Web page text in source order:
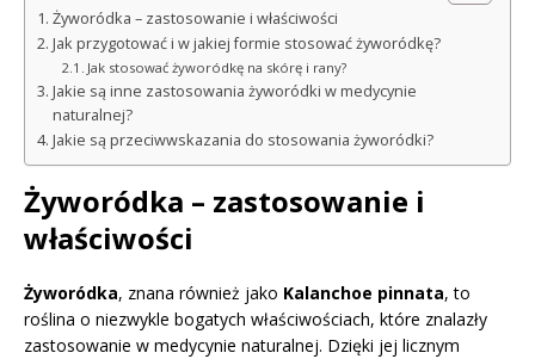
Żyworódka – zastosowanie i właściwości
Jak przygotować i w jakiej formie stosować żyworódkę?
Jak stosować żyworódkę na skórę i rany?
Jakie są inne zastosowania żyworódki w medycynie
naturalnej?
Jakie są przeciwwskazania do stosowania żyworódki?
Żyworódka – zastosowanie i
właściwości
Żyworódka, znana również jako Kalanchoe pinnata, to
roślina o niezwykle bogatych właściwościach, które znalazły
zastosowanie w medycynie naturalnej. Dzięki jej licznym